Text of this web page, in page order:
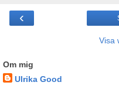
‹
Visa
Om mig
Ulrika Good